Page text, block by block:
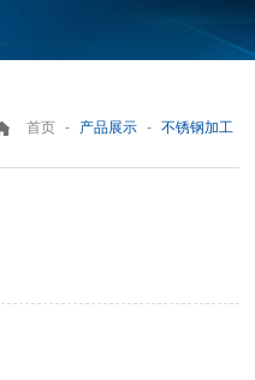
首页 - 产品展示 - 不锈钢加工